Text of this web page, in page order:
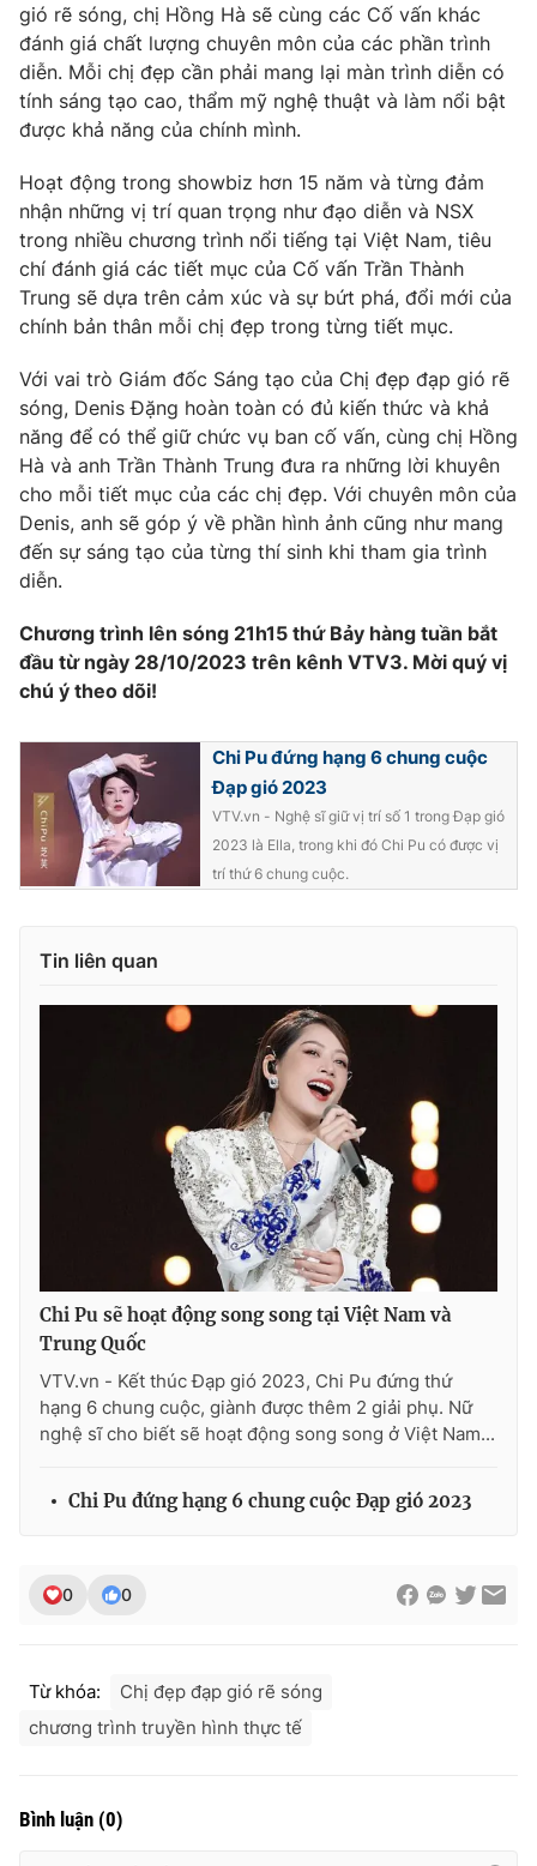
gió rẽ sóng, chị Hồng Hà sẽ cùng các Cố vấn khác
đánh giá chất lượng chuyên môn của các phần trình
diễn. Mỗi chị đẹp cần phải mang lại màn trình diễn có
tính sáng tạo cao, thẩm mỹ nghệ thuật và làm nổi bật
được khả năng của chính mình.
Hoạt động trong showbiz hơn 15 năm và từng đảm
nhận những vị trí quan trọng như đạo diễn và NSX
trong nhiều chương trình nổi tiếng tại Việt Nam, tiêu
chí đánh giá các tiết mục của Cố vấn Trần Thành
Trung sẽ dựa trên cảm xúc và sự bứt phá, đổi mới của
chính bản thân mỗi chị đẹp trong từng tiết mục.
Với vai trò Giám đốc Sáng tạo của Chị đẹp đạp gió rẽ
sóng, Denis Đặng hoàn toàn có đủ kiến thức và khả
năng để có thể giữ chức vụ ban cố vấn, cùng chị Hồng
Hà và anh Trần Thành Trung đưa ra những lời khuyên
cho mỗi tiết mục của các chị đẹp. Với chuyên môn của
Denis, anh sẽ góp ý về phần hình ảnh cũng như mang
đến sự sáng tạo của từng thí sinh khi tham gia trình
diễn.
Chương trình lên sóng 21h15 thứ Bảy hàng tuần bắt
đầu từ ngày 28/10/2023 trên kênh VTV3. Mời quý vị
chú ý theo dõi!
Chi Pu đứng hạng 6 chung cuộc
Đạp gió 2023
VTV.vn - Nghệ sĩ giữ vị trí số 1 trong Đạp gió
2023 là Ella, trong khi đó Chi Pu có được vị
trí thứ 6 chung cuộc.
Tin liên quan
Chi Pu sẽ hoạt động song song tại Việt Nam và
Trung Quốc
VTV.vn - Kết thúc Đạp gió 2023, Chi Pu đứng thứ
hạng 6 chung cuộc, giành được thêm 2 giải phụ. Nữ
nghệ sĩ cho biết sẽ hoạt động song song ở Việt Nam...
Chi Pu đứng hạng 6 chung cuộc Đạp gió 2023
0 0
Từ khóa:
Chị đẹp đạp gió rẽ sóng
chương trình truyền hình thực tế
Bình luận (0)